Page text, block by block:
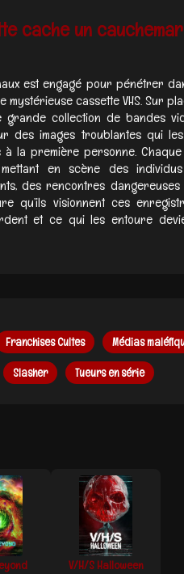
cache un
est engagé pour pénétrer
cassette VHS. Sur
grande collection de bandes
des images troublantes qui
la première personne.
en scène des
des rencontres
qu’ils visionnent ces
et ce qui les entoure
Franchises Cultes Médias
Slasher Tueurs en série
V/H/S Halloween